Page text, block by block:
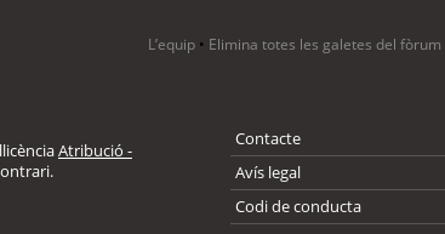
L’equip • Elimina totes les galetes del fòrum
Atribució -
Contacte
Avís legal
Codi de conducta